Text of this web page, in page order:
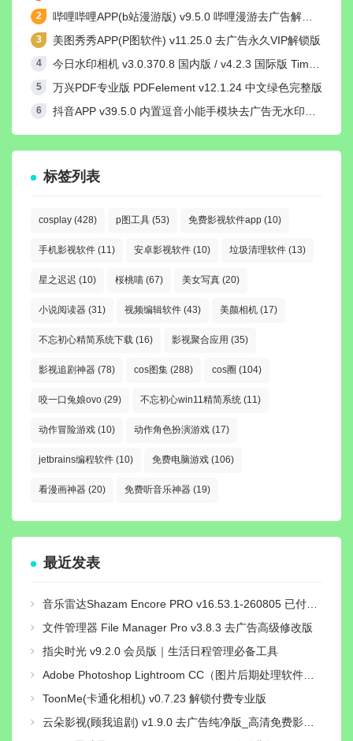
哔哩哔哩APP(b站漫游版) v9.5.0 哔哩漫游去广告解除版权受限
美图秀秀APP(P图软件) v11.25.0 去广告永久VIP解锁版
今日水印相机 v3.0.370.8 国内版 / v4.2.3 国际版 Timemark高级VIP会员解锁版
万兴PDF专业版 PDFelement v12.1.24 中文绿色完整版
抖音APP v39.5.0 内置逗音小能手模块去广告无水印纯净版
标签列表
cosplay (428) p图工具 (53) 免费影视软件app (10)
手机影视软件 (11) 安卓影视软件 (10) 垃圾清理软件 (13)
星之迟迟 (10) 桜桃喵 (67) 美女写真 (20)
小说阅读器 (31) 视频编辑软件 (43) 美颜相机 (17)
不忘初心精简系统下载 (16) 影视聚合应用 (35)
影视追剧神器 (78) cos图集 (288) cos圈 (104)
咬一口兔娘ovo (29) 不忘初心win11精简系统 (11)
动作冒险游戏 (10) 动作角色扮演游戏 (17)
jetbrains编程软件 (10) 免费电脑游戏 (106)
看漫画神器 (20) 免费听音乐神器 (19)
最近发表
音乐雷达Shazam Encore PRO v16.53.1-260805 已付费专业高级中文版
文件管理器 File Manager Pro v3.8.3 去广告高级修改版
指尖时光 v9.2.0 会员版｜生活日程管理必备工具
Adobe Photoshop Lightroom CC（图片后期处理软件）v11.5.0直装解锁高级版
ToonMe(卡通化相机) v0.7.23 解锁付费专业版
云朵影视(顾我追剧) v1.9.0 去广告纯净版_高清免费影视追剧